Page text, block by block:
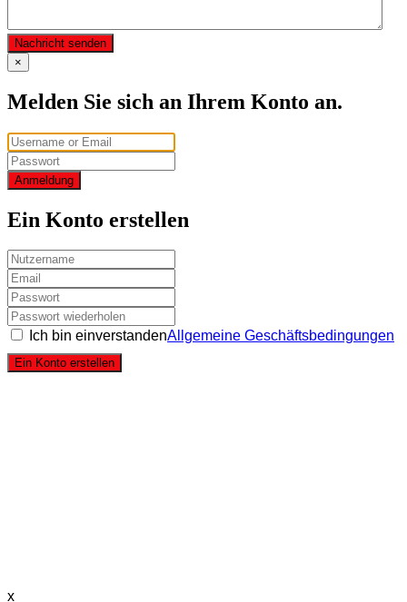
Nachricht senden
×
Melden Sie sich an Ihrem Konto an.
Anmeldung
Ein Konto erstellen
Ich bin einverstandenAllgemeine Geschäftsbedingungen
Ein Konto erstellen
x